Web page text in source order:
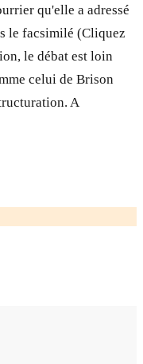
qu'elle a adressé
le facsimilé (Cliquez
le débat est loin
celui de Brison
A